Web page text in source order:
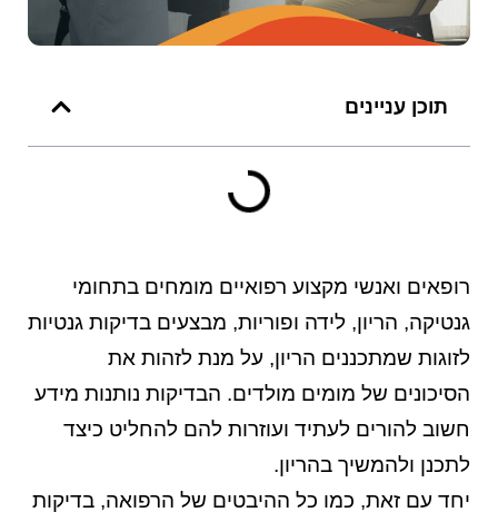
תוכן עניינים
רופאים ואנשי מקצוע רפואיים מומחים בתחומי
גנטיקה, הריון, לידה ופוריות, מבצעים בדיקות גנטיות
לזוגות שמתכננים הריון, על מנת לזהות את
הסיכונים של מומים מולדים. הבדיקות נותנות מידע
חשוב להורים לעתיד ועוזרות להם להחליט כיצד
לתכנן ולהמשיך בהריון.
יחד עם זאת, כמו כל ההיבטים של הרפואה, בדיקות